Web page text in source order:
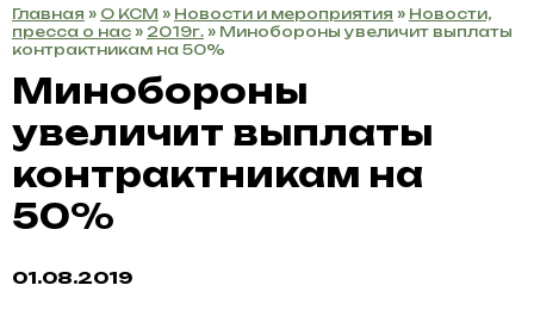
Главная » О КСМ » Новости и мероприятия » Новости,
пресса о нас » 2019г. » Минобороны увеличит выплаты
контрактникам на 50%
Минобороны
увеличит выплаты
контрактникам на
50%
01.08.2019